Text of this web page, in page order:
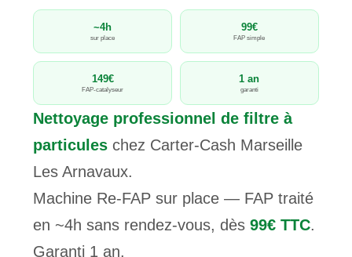
~4h
sur place
99€
FAP simple
149€
FAP-catalyseur
1 an
garanti
Nettoyage professionnel de filtre à
particules chez Carter-Cash Marseille
Les Arnavaux.
Machine Re-FAP sur place — FAP traité
en ~4h sans rendez-vous, dès99€ TTC.
Garanti 1 an.